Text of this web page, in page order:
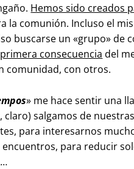
Hemos sido creados
la comunión. Incluso el
buscarse un «grupo» de
consecuencia del
comunidad, con otros.
» me hace sentir una
salgamos de
para interesarnos
para reducir